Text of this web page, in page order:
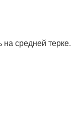
средней терке.